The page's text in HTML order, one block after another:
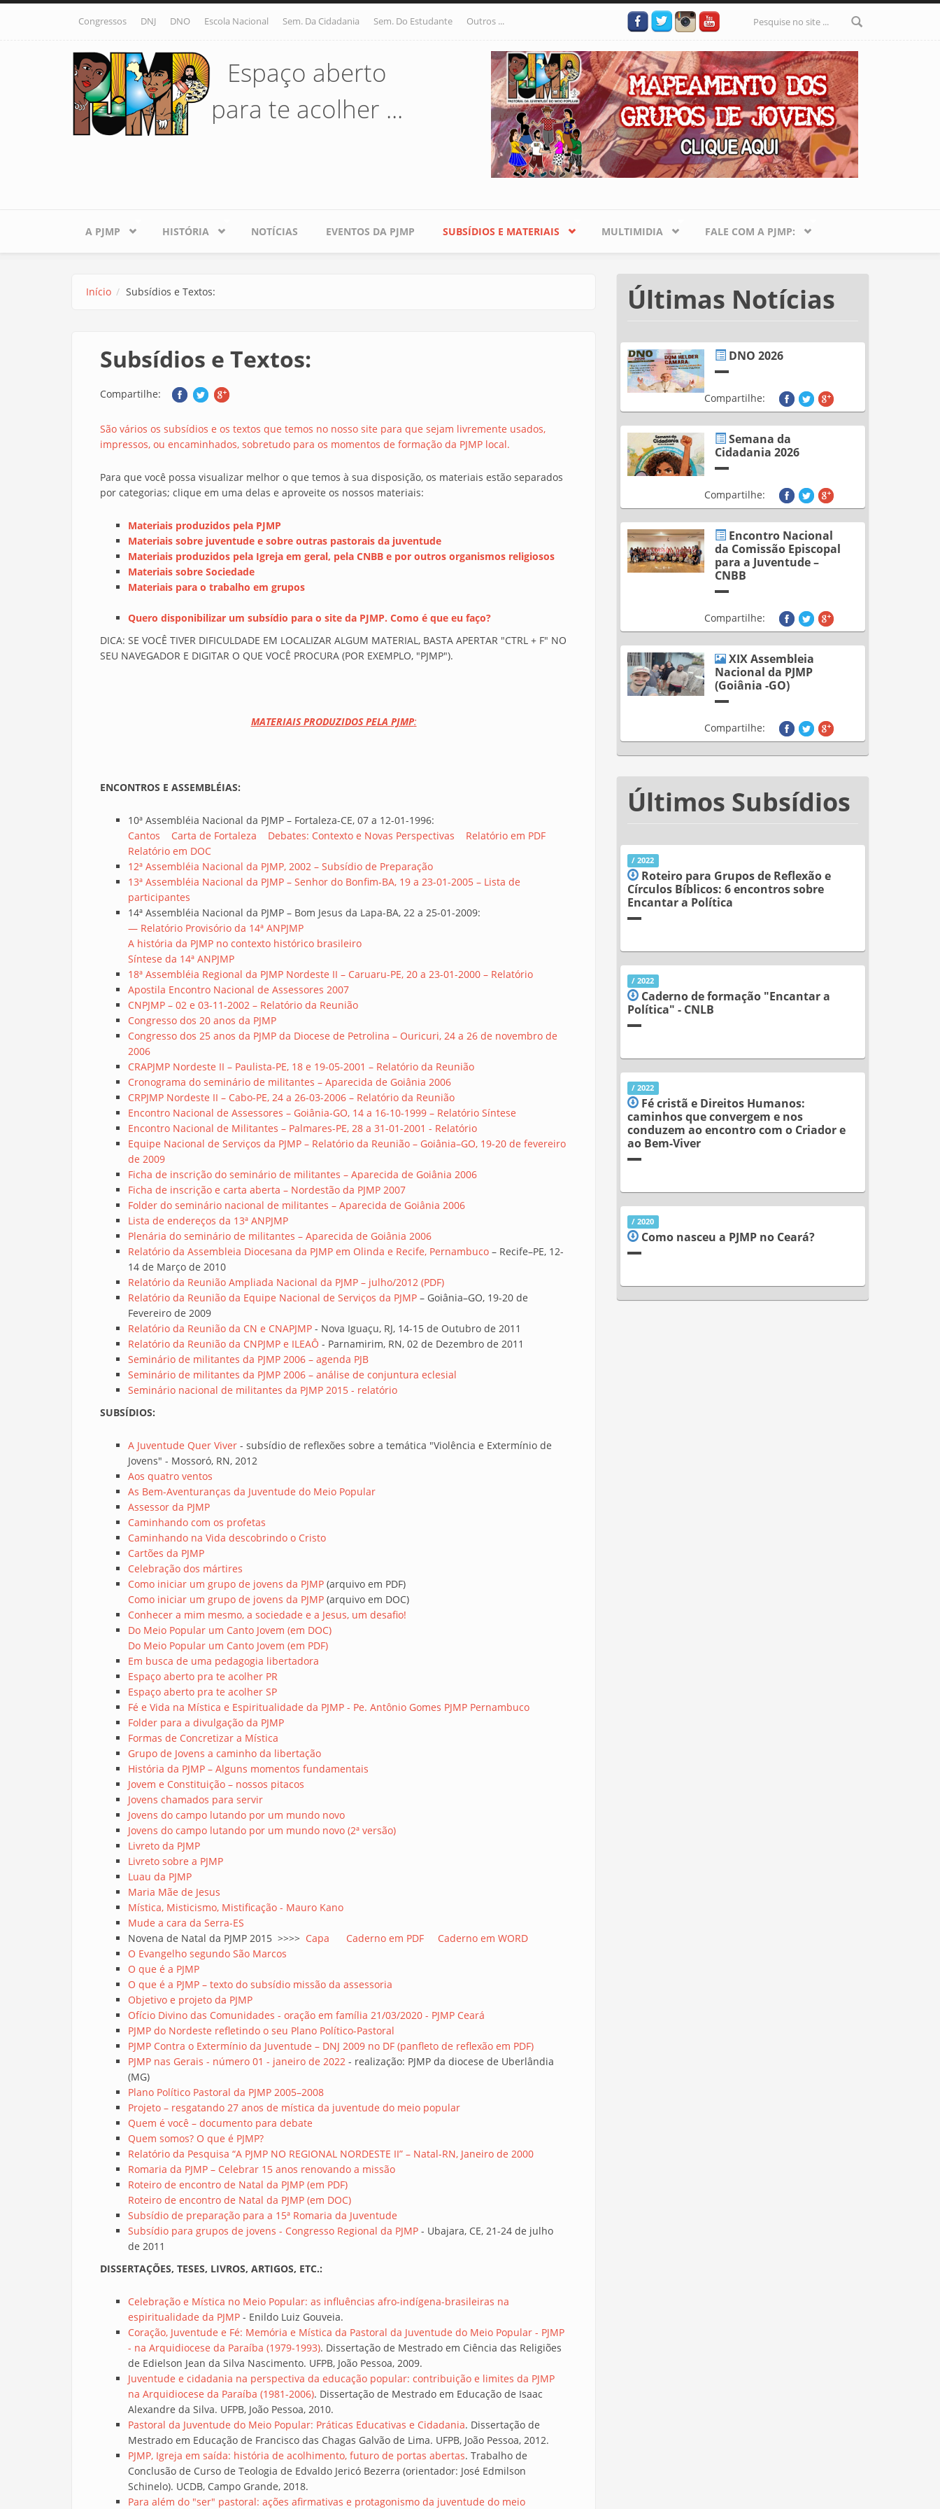
Pular para o conteúdo principal
Congressos DNJ DNO Escola Nacional Sem. Da Cidadania Sem. Do Estudante Outros ...
Formulário
de busca
Espaço aberto
para te acolher ...
A PJMP HISTÓRIA NOTÍCIAS EVENTOS DA PJMP SUBSÍDIOS E MATERIAIS MULTIMIDIA FALE COM A PJMP:
Início Subsídios e Textos:
Subsídios e Textos:
Compartilhe:
São vários os subsídios e os textos que temos no nosso site para que sejam livremente usados,
impressos, ou encaminhados, sobretudo para os momentos de formação da PJMP local.
Para que você possa visualizar melhor o que temos à sua disposição, os materiais estão separados
por categorias; clique em uma delas e aproveite os nossos materiais:
Materiais produzidos pela PJMP
Materiais sobre juventude e sobre outras pastorais da juventude
Materiais produzidos pela Igreja em geral, pela CNBB e por outros organismos religiosos
Materiais sobre Sociedade
Materiais para o trabalho em grupos
Quero disponibilizar um subsídio para o site da PJMP. Como é que eu faço?
DICA: SE VOCÊ TIVER DIFICULDADE EM LOCALIZAR ALGUM MATERIAL, BASTA APERTAR "CTRL + F" NO
SEU NAVEGADOR E DIGITAR O QUE VOCÊ PROCURA (POR EXEMPLO, "PJMP").
MATERIAIS PRODUZIDOS PELA PJMP:
ENCONTROS E ASSEMBLÉIAS:
10ª Assembléia Nacional da PJMP – Fortaleza-CE, 07 a 12-01-1996:
Cantos
Carta de Fortaleza Debates: Contexto e Novas Perspectivas
Relatório em PDF
Relatório em DOC
12ª Assembléia Nacional da PJMP, 2002 – Subsídio de Preparação
13ª Assembléia Nacional da PJMP – Senhor do Bonfim-BA, 19 a 23-01-2005 – Lista de
participantes
14ª Assembléia Nacional da PJMP – Bom Jesus da Lapa-BA, 22 a 25-01-2009:
— Relatório Provisório da 14ª ANPJMP
A história da PJMP no contexto histórico brasileiro
Síntese da 14ª ANPJMP
18ª Assembléia Regional da PJMP Nordeste II – Caruaru-PE, 20 a 23-01-2000 – Relatório
Apostila Encontro Nacional de Assessores 2007
CNPJMP – 02 e 03-11-2002 – Relatório da Reunião
Congresso dos 20 anos da PJMP
Congresso dos 25 anos da PJMP da Diocese de Petrolina – Ouricuri, 24 a 26 de novembro de
2006
CRAPJMP Nordeste II – Paulista-PE, 18 e 19-05-2001 – Relatório da Reunião
Cronograma do seminário de militantes – Aparecida de Goiânia 2006
CRPJMP Nordeste II – Cabo-PE, 24 a 26-03-2006 – Relatório da Reunião
Encontro Nacional de Assessores – Goiânia-GO, 14 a 16-10-1999 – Relatório Síntese
Encontro Nacional de Militantes – Palmares-PE, 28 a 31-01-2001 - Relatório
Equipe Nacional de Serviços da PJMP – Relatório da Reunião – Goiânia–GO, 19-20 de fevereiro
de 2009
Ficha de inscrição do seminário de militantes – Aparecida de Goiânia 2006
Ficha de inscrição e carta aberta – Nordestão da PJMP 2007
Folder do seminário nacional de militantes – Aparecida de Goiânia 2006
Lista de endereços da 13ª ANPJMP
Plenária do seminário de militantes – Aparecida de Goiânia 2006
Relatório da Assembleia Diocesana da PJMP em Olinda e Recife, Pernambuco – Recife–PE, 12-
14 de Março de 2010
Relatório da Reunião Ampliada Nacional da PJMP – julho/2012 (PDF)
Relatório da Reunião da Equipe Nacional de Serviços da PJMP – Goiânia–GO, 19-20 de
Fevereiro de 2009
Relatório da Reunião da CN e CNAPJMP - Nova Iguaçu, RJ, 14-15 de Outubro de 2011
Relatório da Reunião da CNPJMP e ILEAÔ - Parnamirim, RN, 02 de Dezembro de 2011
Seminário de militantes da PJMP 2006 – agenda PJB
Seminário de militantes da PJMP 2006 – análise de conjuntura eclesial
Seminário nacional de militantes da PJMP 2015 - relatório
SUBSÍDIOS:
A Juventude Quer Viver - subsídio de reflexões sobre a temática "Violência e Extermínio de
Jovens" - Mossoró, RN, 2012
Aos quatro ventos
As Bem-Aventuranças da Juventude do Meio Popular
Assessor da PJMP
Caminhando com os profetas
Caminhando na Vida descobrindo o Cristo
Cartões da PJMP
Celebração dos mártires
Como iniciar um grupo de jovens da PJMP (arquivo em PDF)
Como iniciar um grupo de jovens da PJMP (arquivo em DOC)
Conhecer a mim mesmo, a sociedade e a Jesus, um desafio!
Do Meio Popular um Canto Jovem (em DOC)
Do Meio Popular um Canto Jovem (em PDF)
Em busca de uma pedagogia libertadora
Espaço aberto pra te acolher PR
Espaço aberto pra te acolher SP
Fé e Vida na Mística e Espiritualidade da PJMP - Pe. Antônio Gomes PJMP Pernambuco
Folder para a divulgação da PJMP
Formas de Concretizar a Mística
Grupo de Jovens a caminho da libertação
História da PJMP – Alguns momentos fundamentais
Jovem e Constituição – nossos pitacos
Jovens chamados para servir
Jovens do campo lutando por um mundo novo
Jovens do campo lutando por um mundo novo (2ª versão)
Livreto da PJMP
Livreto sobre a PJMP
Luau da PJMP
Maria Mãe de Jesus
Mística, Misticismo, Mistificação - Mauro Kano
Mude a cara da Serra-ES
Novena de Natal da PJMP 2015 >>>> Capa Caderno em PDF
Caderno em WORD
O Evangelho segundo São Marcos
O que é a PJMP
O que é a PJMP – texto do subsídio missão da assessoria
Objetivo e projeto da PJMP
Ofício Divino das Comunidades - oração em família 21/03/2020 - PJMP Ceará
PJMP do Nordeste refletindo o seu Plano Político-Pastoral
PJMP Contra o Extermínio da Juventude – DNJ 2009 no DF (panfleto de reflexão em PDF)
PJMP nas Gerais - número 01 - janeiro de 2022 - realização: PJMP da diocese de Uberlândia
(MG)
Plano Político Pastoral da PJMP 2005–2008
Projeto – resgatando 27 anos de mística da juventude do meio popular
Quem é você – documento para debate
Quem somos? O que é PJMP?
Relatório da Pesquisa “A PJMP NO REGIONAL NORDESTE II” – Natal-RN, Janeiro de 2000
Romaria da PJMP – Celebrar 15 anos renovando a missão
Roteiro de encontro de Natal da PJMP (em PDF)
Roteiro de encontro de Natal da PJMP (em DOC)
Subsídio de preparação para a 15ª Romaria da Juventude
Subsídio para grupos de jovens - Congresso Regional da PJMP - Ubajara, CE, 21-24 de julho
de 2011
DISSERTAÇÕES, TESES, LIVROS, ARTIGOS, ETC.:
Celebração e Mística no Meio Popular: as influências afro-indígena-brasileiras na
espiritualidade da PJMP - Enildo Luiz Gouveia.
Coração, Juventude e Fé: Memória e Mística da Pastoral da Juventude do Meio Popular - PJMP
- na Arquidiocese da Paraíba (1979-1993). Dissertação de Mestrado em Ciência das Religiões
de Edielson Jean da Silva Nascimento. UFPB, João Pessoa, 2009.
Juventude e cidadania na perspectiva da educação popular: contribuição e limites da PJMP
na Arquidiocese da Paraíba (1981-2006). Dissertação de Mestrado em Educação de Isaac
Alexandre da Silva. UFPB, João Pessoa, 2010.
Pastoral da Juventude do Meio Popular: Práticas Educativas e Cidadania. Dissertação de
Mestrado em Educação de Francisco das Chagas Galvão de Lima. UFPB, João Pessoa, 2012.
PJMP, Igreja em saída: história de acolhimento, futuro de portas abertas. Trabalho de
Conclusão de Curso de Teologia de Edvaldo Jericó Bezerra (orientador: José Edmilson
Schinelo). UCDB, Campo Grande, 2018.
Para além do "ser" pastoral: ações afirmativas e protagonismo da juventude do meio
Últimas Notícias
DNO 2026
Compartilhe:
Semana da
Cidadania 2026
Compartilhe:
Encontro Nacional
da Comissão Episcopal
para a Juventude –
CNBB
Compartilhe:
XIX Assembleia
Nacional da PJMP
(Goiânia -GO)
Compartilhe:
Últimos Subsídios
/ 2022
Roteiro para Grupos de Reflexão e
Círculos Bíblicos: 6 encontros sobre
Encantar a Política
/ 2022
Caderno de formação "Encantar a
Política" - CNLB
/ 2022
Fé cristã e Direitos Humanos:
caminhos que convergem e nos
conduzem ao encontro com o Criador e
ao Bem-Viver
/ 2020
Como nasceu a PJMP no Ceará?